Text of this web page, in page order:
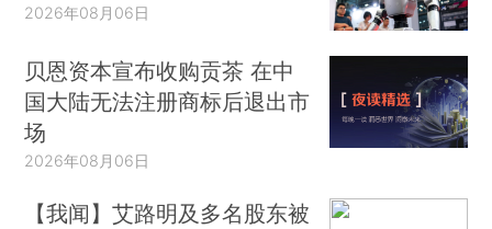
2026年08月06日
贝恩资本宣布收购贡茶 在中
国大陆无法注册商标后退出市
场
2026年08月06日
【我闻】艾路明及多名股东被